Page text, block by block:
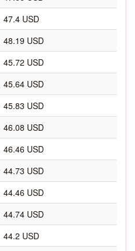
47.4 USD
48.19 USD
45.72 USD
45.64 USD
45.83 USD
46.08 USD
46.46 USD
44.73 USD
44.46 USD
44.74 USD
44.2 USD